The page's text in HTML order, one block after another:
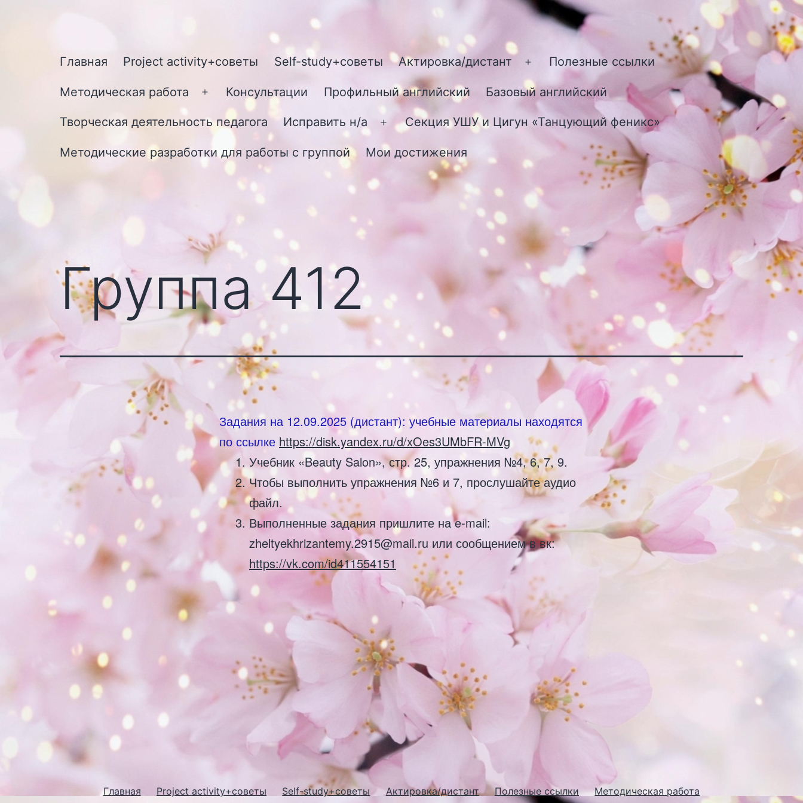
Главная Project activity+советы Self-study+советы Актировка/дистант
Открыть
меню
Полезные ссылки
Методическая работа
Открыть
меню
Консультации Профильный английский Базовый английский
Творческая деятельность педагога Исправить н/а
Открыть
меню
Секция УШУ и Цигун «Танцующий феникс»
Методические разработки для работы с группой Мои достижения
Группа 412
Задания на 12.09.2025 (дистант): учебные материалы находятся
по ссылке https://disk.yandex.ru/d/xOes3UMbFR-MVg
Учебник «Beauty Salon», стр. 25, упражнения №4, 6, 7, 9.
Чтобы выполнить упражнения №6 и 7, прослушайте аудио
файл.
Выполненные задания пришлите на e-mail:
zheltyekhrizantemy.2915@mail.ru или сообщением в вк:
https://vk.com/id411554151
Главная Project activity+советы Self-study+советы Актировка/дистант Полезные ссылки Методическая работа